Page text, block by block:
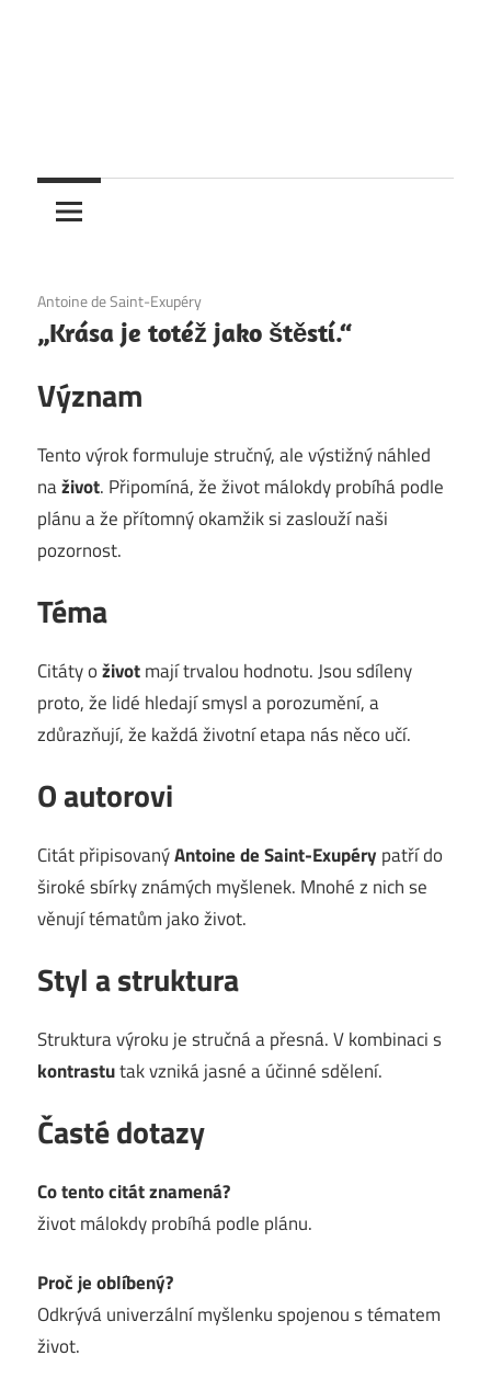
4. 12. 2020
Antoine de Saint-Exupéry
„Krása je totéž jako štěstí.“
Význam
Tento výrok formuluje stručný, ale výstižný náhled
naživot. Připomíná, že život málokdy probíhá podle
plánu a že přítomný okamžik si zaslouží naši
pozornost.
Téma
Citáty oživotmají trvalou hodnotu. Jsou sdíleny
proto, že lidé hledají smysl a porozumění, a
zdůrazňují, že každá životní etapa nás něco učí.
O autorovi
Citát připisovanýAntoine de Saint-Exupéry patří do
široké sbírky známých myšlenek. Mnohé z nich se
věnují tématům jako život.
Styl a struktura
Struktura výroku je stručná a přesná. V kombinaci s
kontrastutak vzniká jasné a účinné sdělení.
Časté dotazy
Co tento citát znamená?
život málokdy probíhá podle plánu.
Proč je oblíbený?
Odkrývá univerzální myšlenku spojenou s tématem
život.